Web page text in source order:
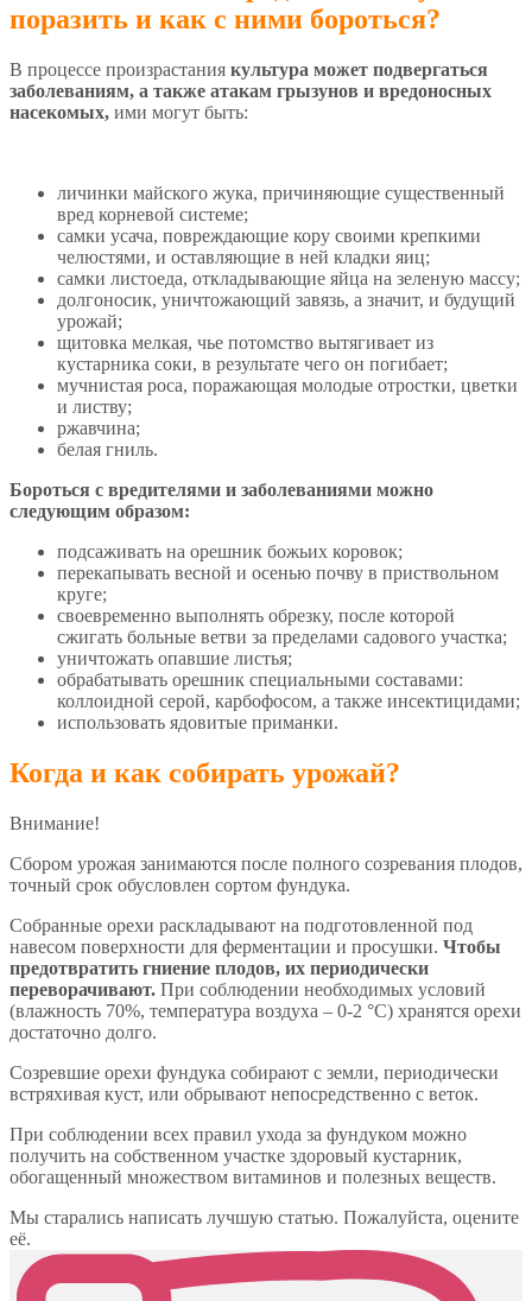
поразить и как с ними бороться?
В процессе произрастания культура может подвергаться
заболеваниям, а также атакам грызунов и вредоносных
насекомых, ими могут быть:
личинки майского жука, причиняющие существенный
вред корневой системе;
самки усача, повреждающие кору своими крепкими
челюстями, и оставляющие в ней кладки яиц;
самки листоеда, откладывающие яйца на зеленую массу;
долгоносик, уничтожающий завязь, а значит, и будущий
урожай;
щитовка мелкая, чье потомство вытягивает из
кустарника соки, в результате чего он погибает;
мучнистая роса, поражающая молодые отростки, цветки
и листву;
ржавчина;
белая гниль.
Бороться с вредителями и заболеваниями можно
следующим образом:
подсаживать на орешник божьих коровок;
перекапывать весной и осенью почву в приствольном
круге;
своевременно выполнять обрезку, после которой
сжигать больные ветви за пределами садового участка;
уничтожать опавшие листья;
обрабатывать орешник специальными составами:
коллоидной серой, карбофосом, а также инсектицидами;
использовать ядовитые приманки.
Когда и как собирать урожай?
Внимание!
Сбором урожая занимаются после полного созревания плодов,
точный срок обусловлен сортом фундука.
Собранные орехи раскладывают на подготовленной под
навесом поверхности для ферментации и просушки. Чтобы
предотвратить гниение плодов, их периодически
переворачивают. При соблюдении необходимых условий
(влажность 70%, температура воздуха – 0-2 °С) хранятся орехи
достаточно долго.
Созревшие орехи фундука собирают с земли, периодически
встряхивая куст, или обрывают непосредственно с веток.
При соблюдении всех правил ухода за фундуком можно
получить на собственном участке здоровый кустарник,
обогащенный множеством витаминов и полезных веществ.
Мы старались написать лучшую статью. Пожалуйста, оцените
её.